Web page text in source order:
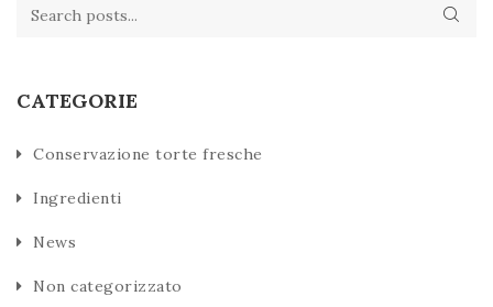
CATEGORIE
Conservazione torte fresche
Ingredienti
News
Non categorizzato